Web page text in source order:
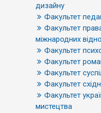
дизайну
Факультет
Факультет
міжнародних
Факультет
Факультет
Факультет
Факультет
Факультет
мистецтва